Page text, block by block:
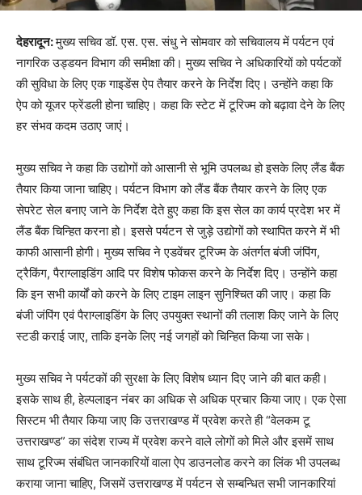
देहरादून:मुख्य सचिव डॉ. एस. एस. संधु ने सोमवार को सचिवालय में पर्यटन एवं
नागरिक उड्डयन विभाग की समीक्षा की। मुख्य सचिव ने अधिकारियों को पर्यटकों
की सुविधा के लिए एक गाइडेंस ऐप तैयार करने के निर्देश दिए। उन्होंने कहा कि
ऐप को यूजर फ्रेंडली होना चाहिए। कहा कि स्टेट में टूरिज्म को बढ़ावा देने के लिए
हर संभव कदम उठाए जाएं।
मुख्य सचिव ने कहा कि उद्योगों को आसानी से भूमि उपलब्ध हो इसके लिए लैंड बैंक
तैयार किया जाना चाहिए। पर्यटन विभाग को लैंड बैंक तैयार करने के लिए एक
सेपरेट सेल बनाए जाने के निर्देश देते हुए कहा कि इस सेल का कार्य प्रदेश भर में
लैंड बैंक चिन्हित करना हो। इससे पर्यटन से जुड़े उद्योगों को स्थापित करने में भी
काफी आसानी होगी। मुख्य सचिव ने एडवेंचर टूरिज्म के अंतर्गत बंजी जंपिंग,
ट्रैकिंग, पैराग्लाइडिंग आदि पर विशेष फोकस करने के निर्देश दिए। उन्होंने कहा
कि इन सभी कार्यों को करने के लिए टाइम लाइन सुनिश्चित की जाए। कहा कि
बंजी जंपिंग एवं पैराग्लाइडिंग के लिए उपयुक्त स्थानों की तलाश किए जाने के लिए
स्टडी कराई जाए, ताकि इनके लिए नई जगहों को चिन्हित किया जा सके।
मुख्य सचिव ने पर्यटकों की सुरक्षा के लिए विशेष ध्यान दिए जाने की बात कही।
इसके साथ ही, हेल्पलाइन नंबर का अधिक से अधिक प्रचार किया जाए। एक ऐसा
सिस्टम भी तैयार किया जाए कि उत्तराखण्ड में प्रवेश करते ही “वेलकम टू
उत्तराखण्ड” का संदेश राज्य में प्रवेश करने वाले लोगों को मिले और इसमें साथ
साथ टूरिज्म संबंधित जानकारियों वाला ऐप डाउनलोड करने का लिंक भी उपलब्ध
कराया जाना चाहिए, जिसमें उत्तराखण्ड में पर्यटन से सम्बन्धित सभी जानकारियां